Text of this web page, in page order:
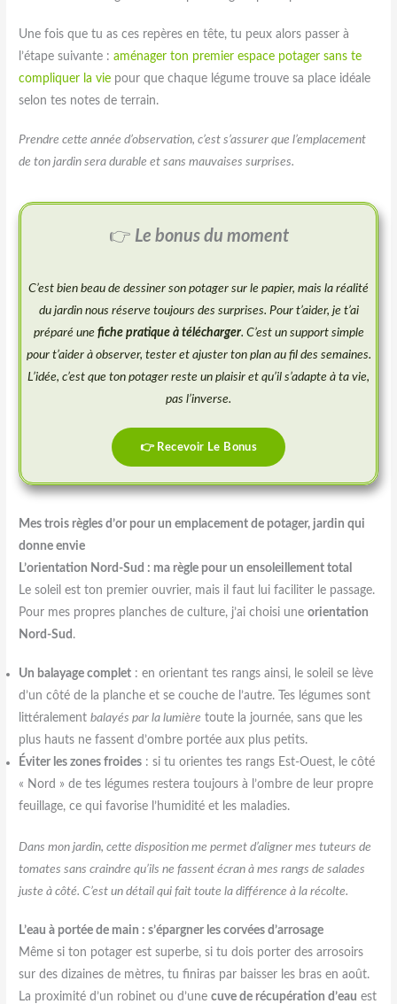
Une fois que tu as ces repères en tête, tu peux alors passer à
l’étape suivante :aménager ton premier espace potager sans te
compliquer la vie pour que chaque légume trouve sa place idéale
selon tes notes de terrain.
Prendre cette année d’observation, c’est s’assurer que l’emplacement
de ton jardin sera durable et sans mauvaises surprises.
👉 Le bonus du moment
C’est bien beau de dessiner son potager sur le papier, mais la réalité
du jardin nous réserve toujours des surprises. Pour t’aider, je t’ai
préparé une fiche pratique à télécharger. C’est un support simple
pour t’aider à observer, tester et ajuster ton plan au fil des semaines.
L’idée, c’est que ton potager reste un plaisir et qu’il s’adapte à ta vie,
pas l’inverse.
👉 Recevoir Le Bonus
Mes trois règles d’or pour un emplacement de potager, jardin qui
donne envie
L’orientation Nord-Sud : ma règle pour un ensoleillement total
Le soleil est ton premier ouvrier, mais il faut lui faciliter le passage.
Pour mes propres planches de culture, j’ai choisi uneorientation
Nord-Sud .
Un balayage complet : en orientant tes rangs ainsi, le soleil se lève
d’un côté de la planche et se couche de l’autre. Tes légumes sont
littéralementbalayés par la lumière toute la journée, sans que les
plus hauts ne fassent d’ombre portée aux plus petits.
Éviter les zones froides : si tu orientes tes rangs Est-Ouest, le côté
« Nord » de tes légumes restera toujours à l’ombre de leur propre
feuillage, ce qui favorise l’humidité et les maladies.
Dans mon jardin, cette disposition me permet d’aligner mes tuteurs de
tomates sans craindre qu’ils ne fassent écran à mes rangs de salades
juste à côté. C’est un détail qui fait toute la différence à la récolte.
L’eau à portée de main : s’épargner les corvées d’arrosage
Même si ton potager est superbe, si tu dois porter des arrosoirs
sur des dizaines de mètres, tu finiras par baisser les bras en août.
La proximité d’un robinet ou d’unecuve de récupération d’eau est